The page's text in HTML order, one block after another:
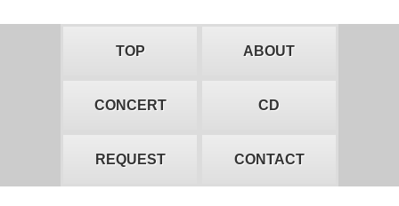
TOP ABOUT
CONCERT CD
REQUEST CONTACT